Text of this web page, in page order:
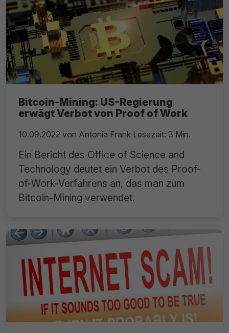
Bitcoin-Mining: US-Regierung
erwägt Verbot von Proof of Work
10.09.2022 von Antonia Frank Lesezeit: 3 Min.
Ein Bericht des Office of Science and
Technology deutet ein Verbot des Proof-
of-Work-Verfahrens an, das man zum
Bitcoin-Mining verwendet.